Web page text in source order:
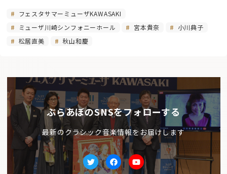
フェスタサマーミューザKAWASAKI
ミューザ川崎シンフォニーホール
宮本貴奈
小川典子
松居直美
秋山和慶
ぶらあぼのSNSをフォローする
最新のクラシック音楽情報をお届けします
TwitterfacebookYoutube